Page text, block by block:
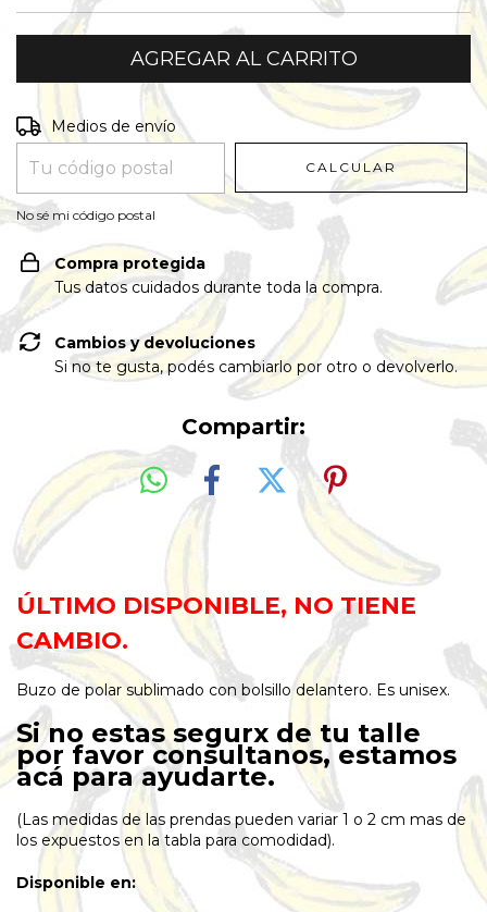
Entregas para el CP: CAMBIAR CP
Medios de envío
CALCULAR
No sé mi código postal
Compra protegida
Tus datos cuidados durante toda la compra.
Cambios y devoluciones
Si no te gusta, podés cambiarlo por otro o devolverlo.
Compartir:
ÚLTIMO DISPONIBLE, NO TIENE
CAMBIO.
Buzo de polar sublimado con bolsillo delantero. Es unisex.
Si no estas segurx de tu talle
por favor consultanos, estamos
acá para ayudarte.
(Las medidas de las prendas pueden variar 1 o 2 cm mas de
los expuestos en la tabla para comodidad).
Disponible en: